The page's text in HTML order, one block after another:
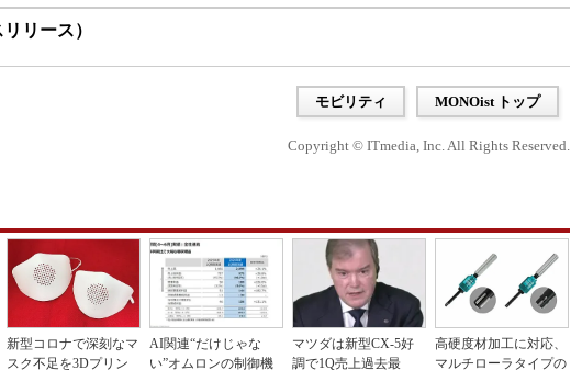
リース）
モビリティ MONOist トップ
Copyright © ITmedia, Inc. All Rights Reserved.
新型コロナで深刻なマ
スク不足を3Dプリン
AI関連“だけじゃな
い”オムロンの制御機
マツダは新型CX-5好
調で1Q売上過去最
高硬度材加工に対応、
マルチローラタイプの